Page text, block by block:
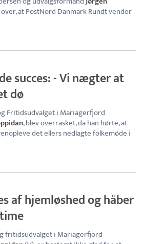
at PostNord Danmark Rundt vender
succes: - Vi nægter at
dø
Fritidsudvalget i Mariagerfjord
, blev overrasket, da han hørte, at
det ellers nedlagte folkemøde i
af hjemløshed og håber
fritidsudvalget i Mariagerfjord